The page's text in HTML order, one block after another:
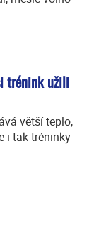
trénink užili
větší teplo,
i tak tréninky